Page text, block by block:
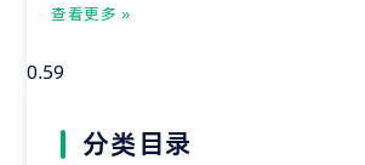
查看更多 »
分类目录